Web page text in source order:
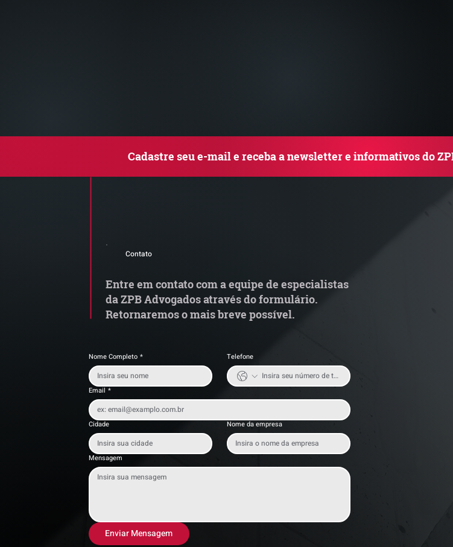
Cadastre seu e-mail e receba a newsletter e informativos do
Contato
Entre em contato com a equipe de especialistas
da ZPB Advogados através do formulário.
Retornaremos o mais breve possível.
Nome Completo * Telefone
Email *
Cidade Nome da empresa
Mensagem
Enviar Mensagem